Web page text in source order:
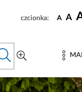
czcionka: A A